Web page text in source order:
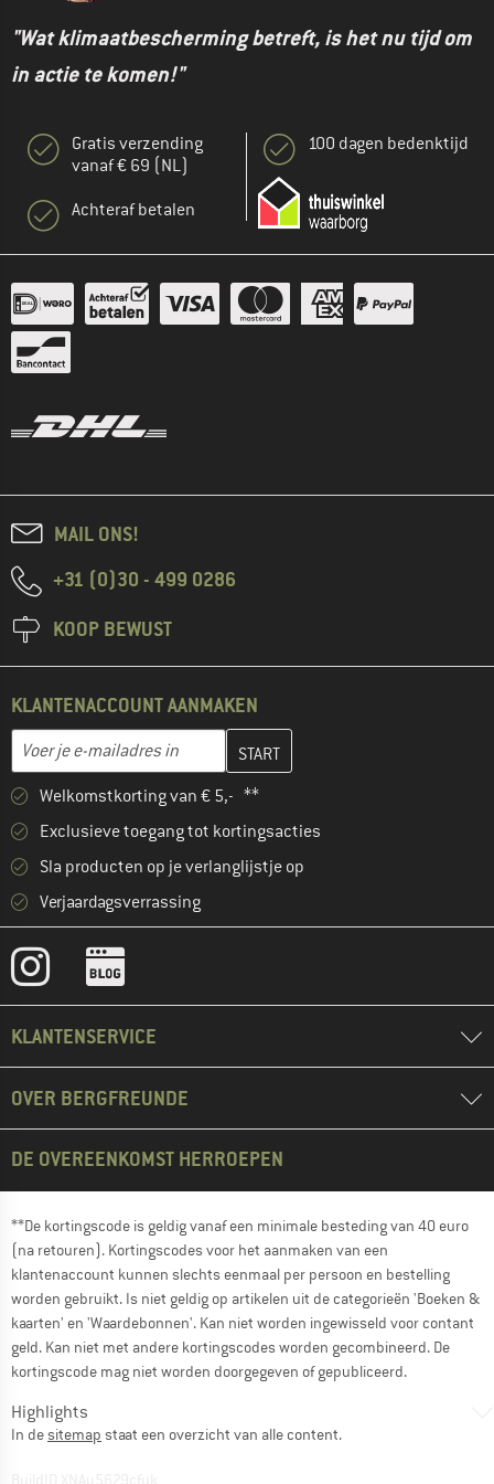
"Wat klimaatbescherming betreft, is het nu tijd om
in actie te komen!"
Gratis verzending
vanaf € 69 (NL)
Achteraf betalen
100 dagen bedenktijd
MAIL ONS!
+31 (0)30 - 499 0286
KOOP BEWUST
KLANTENACCOUNT AANMAKEN
Voer je e-mailadres in
Vul je e-mailadres hier in en maak in de volgende stap je
Welkomstkorting van € 5,- **
Exclusieve toegang tot kortingsacties
Sla producten op je verlanglijstje op
Verjaardagsverrassing
KLANTENSERVICE
OVER BERGFREUNDE
DE OVEREENKOMST HERROEPEN
**De kortingscode is geldig vanaf een minimale besteding van 40 euro
(na retouren). Kortingscodes voor het aanmaken van een
klantenaccount kunnen slechts eenmaal per persoon en bestelling
worden gebruikt. Is niet geldig op artikelen uit de categorieën 'Boeken &
kaarten' en 'Waardebonnen'. Kan niet worden ingewisseld voor contant
geld. Kan niet met andere kortingscodes worden gecombineerd. De
kortingscode mag niet worden doorgegeven of gepubliceerd.
Highlights
In desitemap staat een overzicht van alle content.